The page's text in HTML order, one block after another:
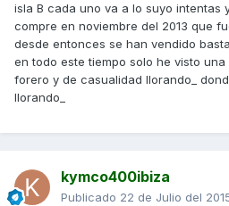
isla B cada uno va a lo suyo intentas
compre en noviembre del 2013 que
desde entonces se han vendido
en todo este tiempo solo he visto
forero y de casualidad llorando_
llorando_
kymco400ibiza
Publicado 22 de Julio del